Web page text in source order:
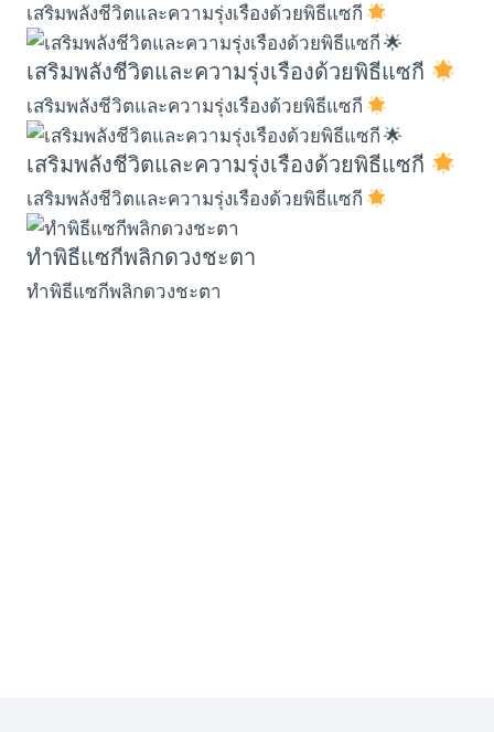
เสริมพลังชีวิตและความรุ่งเรืองด้วยพิธีแซกี
เสริมพลังชีวิตและความรุ่งเรืองด้วยพิธีแซกี
เสริมพลังชีวิตและความรุ่งเรืองด้วยพิธีแซกี
เสริมพลังชีวิตและความรุ่งเรืองด้วยพิธีแซกี
เสริมพลังชีวิตและความรุ่งเรืองด้วยพิธีแซกี
ทำพิธีแซกีพลิกดวงชะตา
ทำพิธีแซกีพลิกดวงชะตา